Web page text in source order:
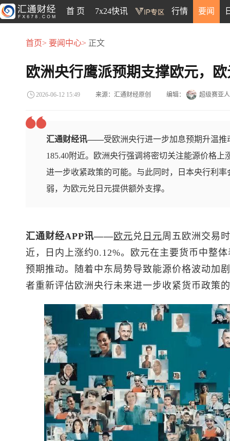
首 页 7x24快讯 行情 要闻
首页> 要闻中心> 正文
欧洲央行鹰派预期支撑欧元，
2026-06-12 15:49 来源：汇通财经原创 编辑： 超级赛亚人
汇通财经讯——受欧洲央行进一步加息预期升温
185.40附近。欧洲央行强调将密切关注能源价格
进一步收紧政策的可能。与此同时，日本央行利
弱，为欧元兑日元提供额外支撑。
汇通财经APP讯——欧元兑 日元周五欧洲交易
近，日内上涨约0.12%。欧元在主要货币中整
预期推动。随着中东局势导致能源价格波动加
者重新评估欧洲央行未来进一步收紧货币政策